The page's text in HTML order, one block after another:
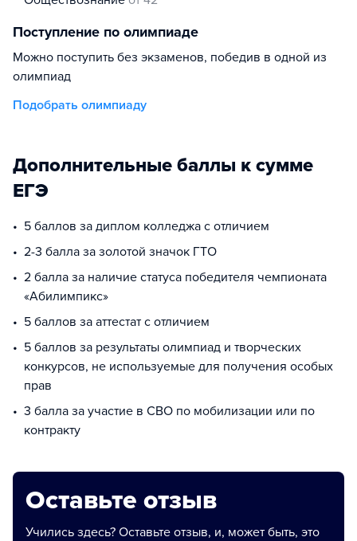
Поступление по олимпиаде
Можно поступить без экзаменов, победив в одной из
олимпиад
Подобрать олимпиаду
Дополнительные баллы к сумме
ЕГЭ
5 баллов за диплом колледжа с отличием
2-3 балла за золотой значок ГТО
2 балла за наличие статуса победителя чемпионата
«Абилимпикс»
5 баллов за аттестат с отличием
5 баллов за результаты олимпиад и творческих
конкурсов, не используемые для получения особых
прав
3 балла за участие в СВО по мобилизации или по
контракту
Оставьте отзыв
Учились здесь? Оставьте отзыв, и, может быть, это